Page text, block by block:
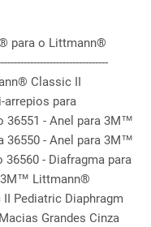
para o Littmann®
Classic II
arrepios para
36551 - Anel para 3M™
36550 - Anel para 3M™
- Diafragma para
3M™ Littmann®
Pediatric Diaphragm
Grandes Cinza